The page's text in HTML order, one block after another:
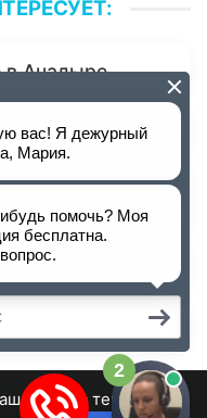
в Анадыре
Симферополе
в Великом
Пскове
в Нарьян-Маре
с тем, что